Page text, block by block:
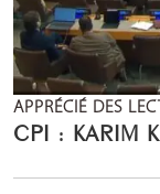
APPRÉCIÉ DES
CPI : KARIM